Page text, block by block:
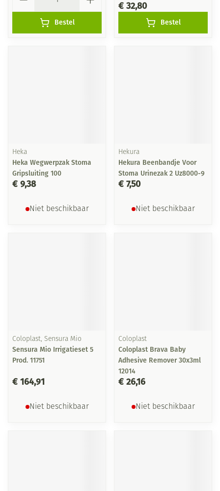
Bestel
€ 32,80
Bestel
Heka
Heka Wegwerpzak Stoma
Gripsluiting 100
€ 9,38
Niet beschikbaar
Hekura
Hekura Beenbandje Voor
Stoma Urinezak 2 Uz8000-9
€ 7,50
Niet beschikbaar
Coloplast, Sensura Mio
Sensura Mio Irrigatieset 5
Prod. 11751
€ 164,91
Niet beschikbaar
Coloplast
Coloplast Brava Baby
Adhesive Remover 30x3ml
12014
€ 26,16
Niet beschikbaar